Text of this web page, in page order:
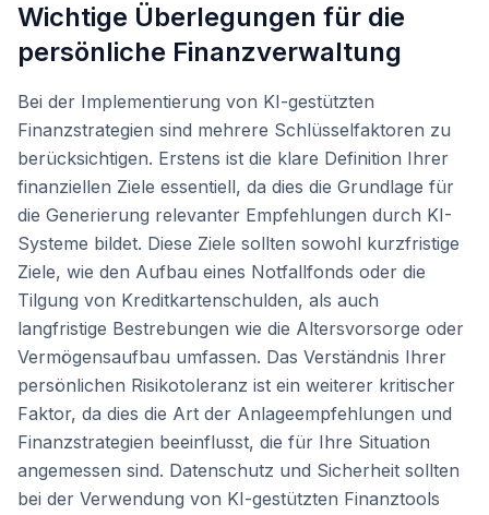
Wichtige Überlegungen für die
persönliche Finanzverwaltung
Bei der Implementierung von KI-gestützten
Finanzstrategien sind mehrere Schlüsselfaktoren zu
berücksichtigen. Erstens ist die klare Definition Ihrer
finanziellen Ziele essentiell, da dies die Grundlage für
die Generierung relevanter Empfehlungen durch KI-
Systeme bildet. Diese Ziele sollten sowohl kurzfristige
Ziele, wie den Aufbau eines Notfallfonds oder die
Tilgung von Kreditkartenschulden, als auch
langfristige Bestrebungen wie die Altersvorsorge oder
Vermögensaufbau umfassen. Das Verständnis Ihrer
persönlichen Risikotoleranz ist ein weiterer kritischer
Faktor, da dies die Art der Anlageempfehlungen und
Finanzstrategien beeinflusst, die für Ihre Situation
angemessen sind. Datenschutz und Sicherheit sollten
bei der Verwendung von KI-gestützten Finanztools